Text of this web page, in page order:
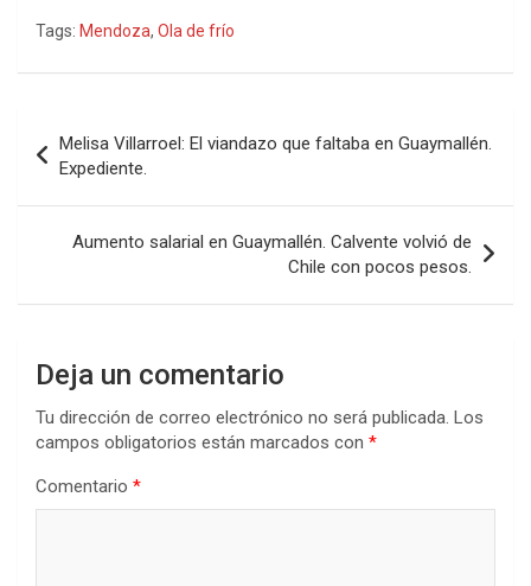
Tags: Mendoza, Ola de frío
de
entradas
Melisa Villarroel: El viandazo que faltaba en Guaymallén.
Expediente.
Aumento salarial en Guaymallén. Calvente volvió de
Chile con pocos pesos.
Deja un comentario
Tu dirección de correo electrónico no será publicada. Los
campos obligatorios están marcados con *
Comentario *